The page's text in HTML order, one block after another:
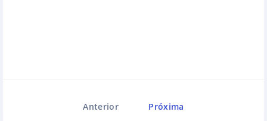
Anterior Próxima